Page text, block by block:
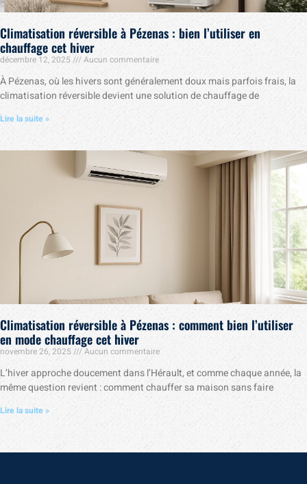
Climatisation réversible à Pézenas : bien l’utiliser en
chauffage cet hiver
décembre 12, 2025 Aucun commentaire
À Pézenas, où les hivers sont généralement doux mais parfois frais, la
climatisation réversible devient une solution de chauffage de
Lire la suite »
Climatisation réversible à Pézenas : comment bien l’utiliser
en mode chauffage cet hiver
novembre 26, 2025 Aucun commentaire
L’hiver approche doucement dans l’Hérault, et comme chaque année, la
même question revient : comment chauffer sa maison sans faire
Lire la suite »